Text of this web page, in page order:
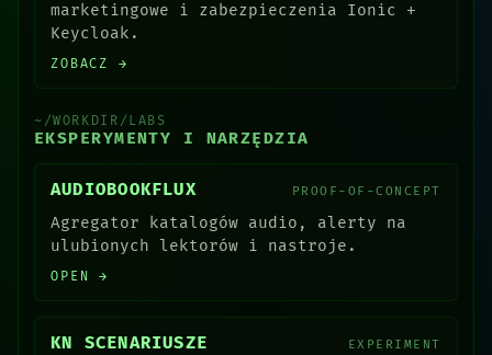
marketingowe i zabezpieczenia Ionic +
Keycloak.
ZOBACZ →
~/WORKDIR/LABS
EKSPERYMENTY I NARZĘDZIA
AUDIOBOOKFLUX PROOF-OF-CONCEPT
Agregator katalogów audio, alerty na
ulubionych lektorów i nastroje.
OPEN →
KN SCENARIUSZE EXPERIMENT